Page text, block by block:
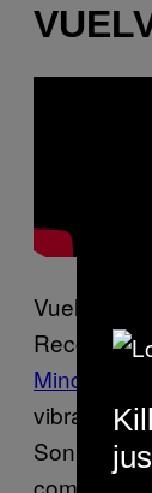
Records
Mind
vibra como
Son más